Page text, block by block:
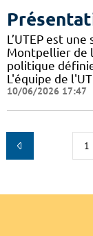
L’UTEP est
Montpellier de
politique
L'équipe de
10/06/2026 17:47
1